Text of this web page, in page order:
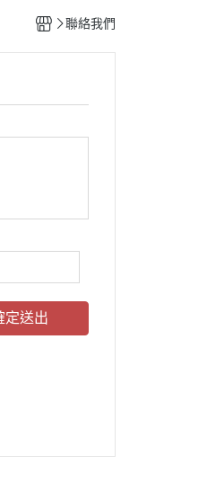
聯絡我們
定送出